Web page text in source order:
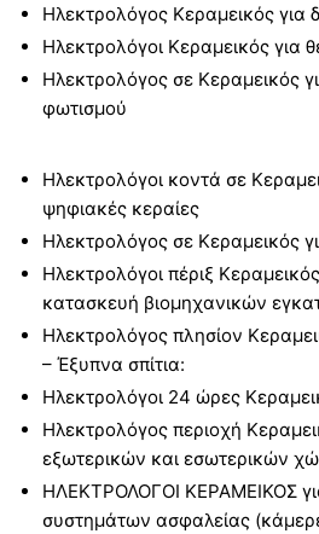
Ηλεκτρολόγος Κεραμεικός
Ηλεκτρολόγοι Κεραμεικός για
Ηλεκτρολόγος σε Κεραμεικός
φωτισμού
Ηλεκτρολόγοι κοντά σε
ψηφιακές κεραίες
Ηλεκτρολόγος σε Κεραμεικός
Ηλεκτρολόγοι πέριξ
κατασκευή βιομηχανικών
Ηλεκτρολόγος πλησίον
– Έξυπνα σπίτια:
Ηλεκτρολόγοι 24 ώρες
Ηλεκτρολόγος περιοχή
εξωτερικών και εσωτερικών
ΗΛΕΚΤΡΟΛΟΓΟΙ ΚΕΡΑΜΕΙΚΟΣ
συστημάτων ασφαλείας